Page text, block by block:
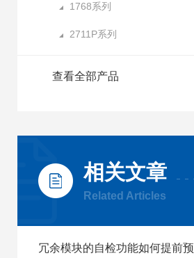
1768系列
2711P系列
查看全部产品
相关文章
Related Articles
冗余模块的自检功能如何提前预